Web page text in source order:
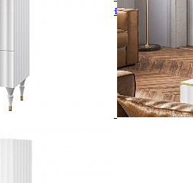
с подъемным